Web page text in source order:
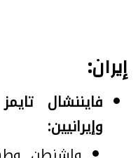
إيران:
فايننشال
وإيرانيين: